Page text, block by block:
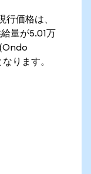
価格は、
量が5.01万
ります。